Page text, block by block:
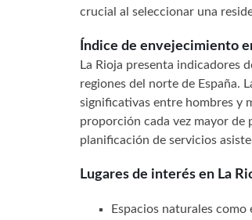
crucial al seleccionar una
Índice de envejecimiento
La Rioja presenta indicadores
regiones del norte de España.
significativas entre hombres y
proporción cada vez mayor
planificación de servicios
Lugares de interés en La
Espacios naturales